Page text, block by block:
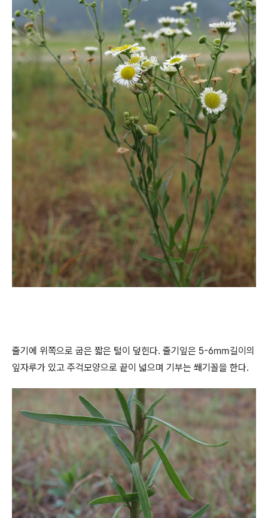
줄기에 위쪽으로 굽은 짧은 털이 덮힌다. 줄기잎은 5-6㎜길이의
잎자루가 있고 주걱모양으로 끝이 넓으며 기부는 쐐기꼴을 한다.